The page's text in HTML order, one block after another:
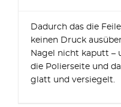
Dadurch das die
keinen Druck
Nagel nicht kaputt –
die Polierseite und
glatt und versiegelt.